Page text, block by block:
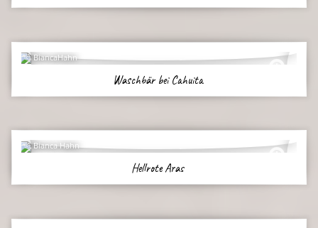
BiancaHahn
Waschbär bei Cahuita
Bianca Hahn
Hellrote Aras